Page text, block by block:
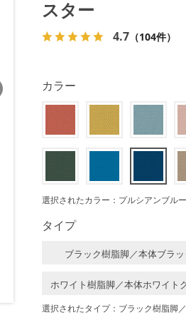
スター
4.7 （104件）
カラー
選択されたカラー：プルシアンブルー
タイプ
ブラック樹脂脚／本体ブラッ
ホワイト樹脂脚／本体ホワイト
選択されたタイプ：ブラック樹脂脚